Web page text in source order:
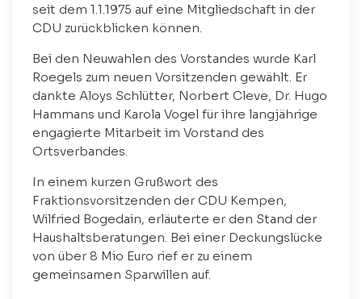
seit dem 1.1.1975 auf eine Mitgliedschaft in der
CDU zurückblicken können.
Bei den Neuwahlen des Vorstandes wurde Karl
Roegels zum neuen Vorsitzenden gewählt. Er
dankte Aloys Schlütter, Norbert Cleve, Dr. Hugo
Hammans und Karola Vogel für ihre langjährige
engagierte Mitarbeit im Vorstand des
Ortsverbandes.
In einem kurzen Grußwort des
Fraktionsvorsitzenden der CDU Kempen,
Wilfried Bogedain, erläuterte er den Stand der
Haushaltsberatungen. Bei einer Deckungslücke
von über 8 Mio Euro rief er zu einem
gemeinsamen Sparwillen auf.